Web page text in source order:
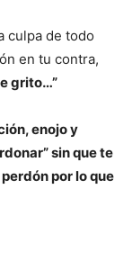
culpa de todo
en tu contra,
grito…”
enojo y
sin que te
por lo que